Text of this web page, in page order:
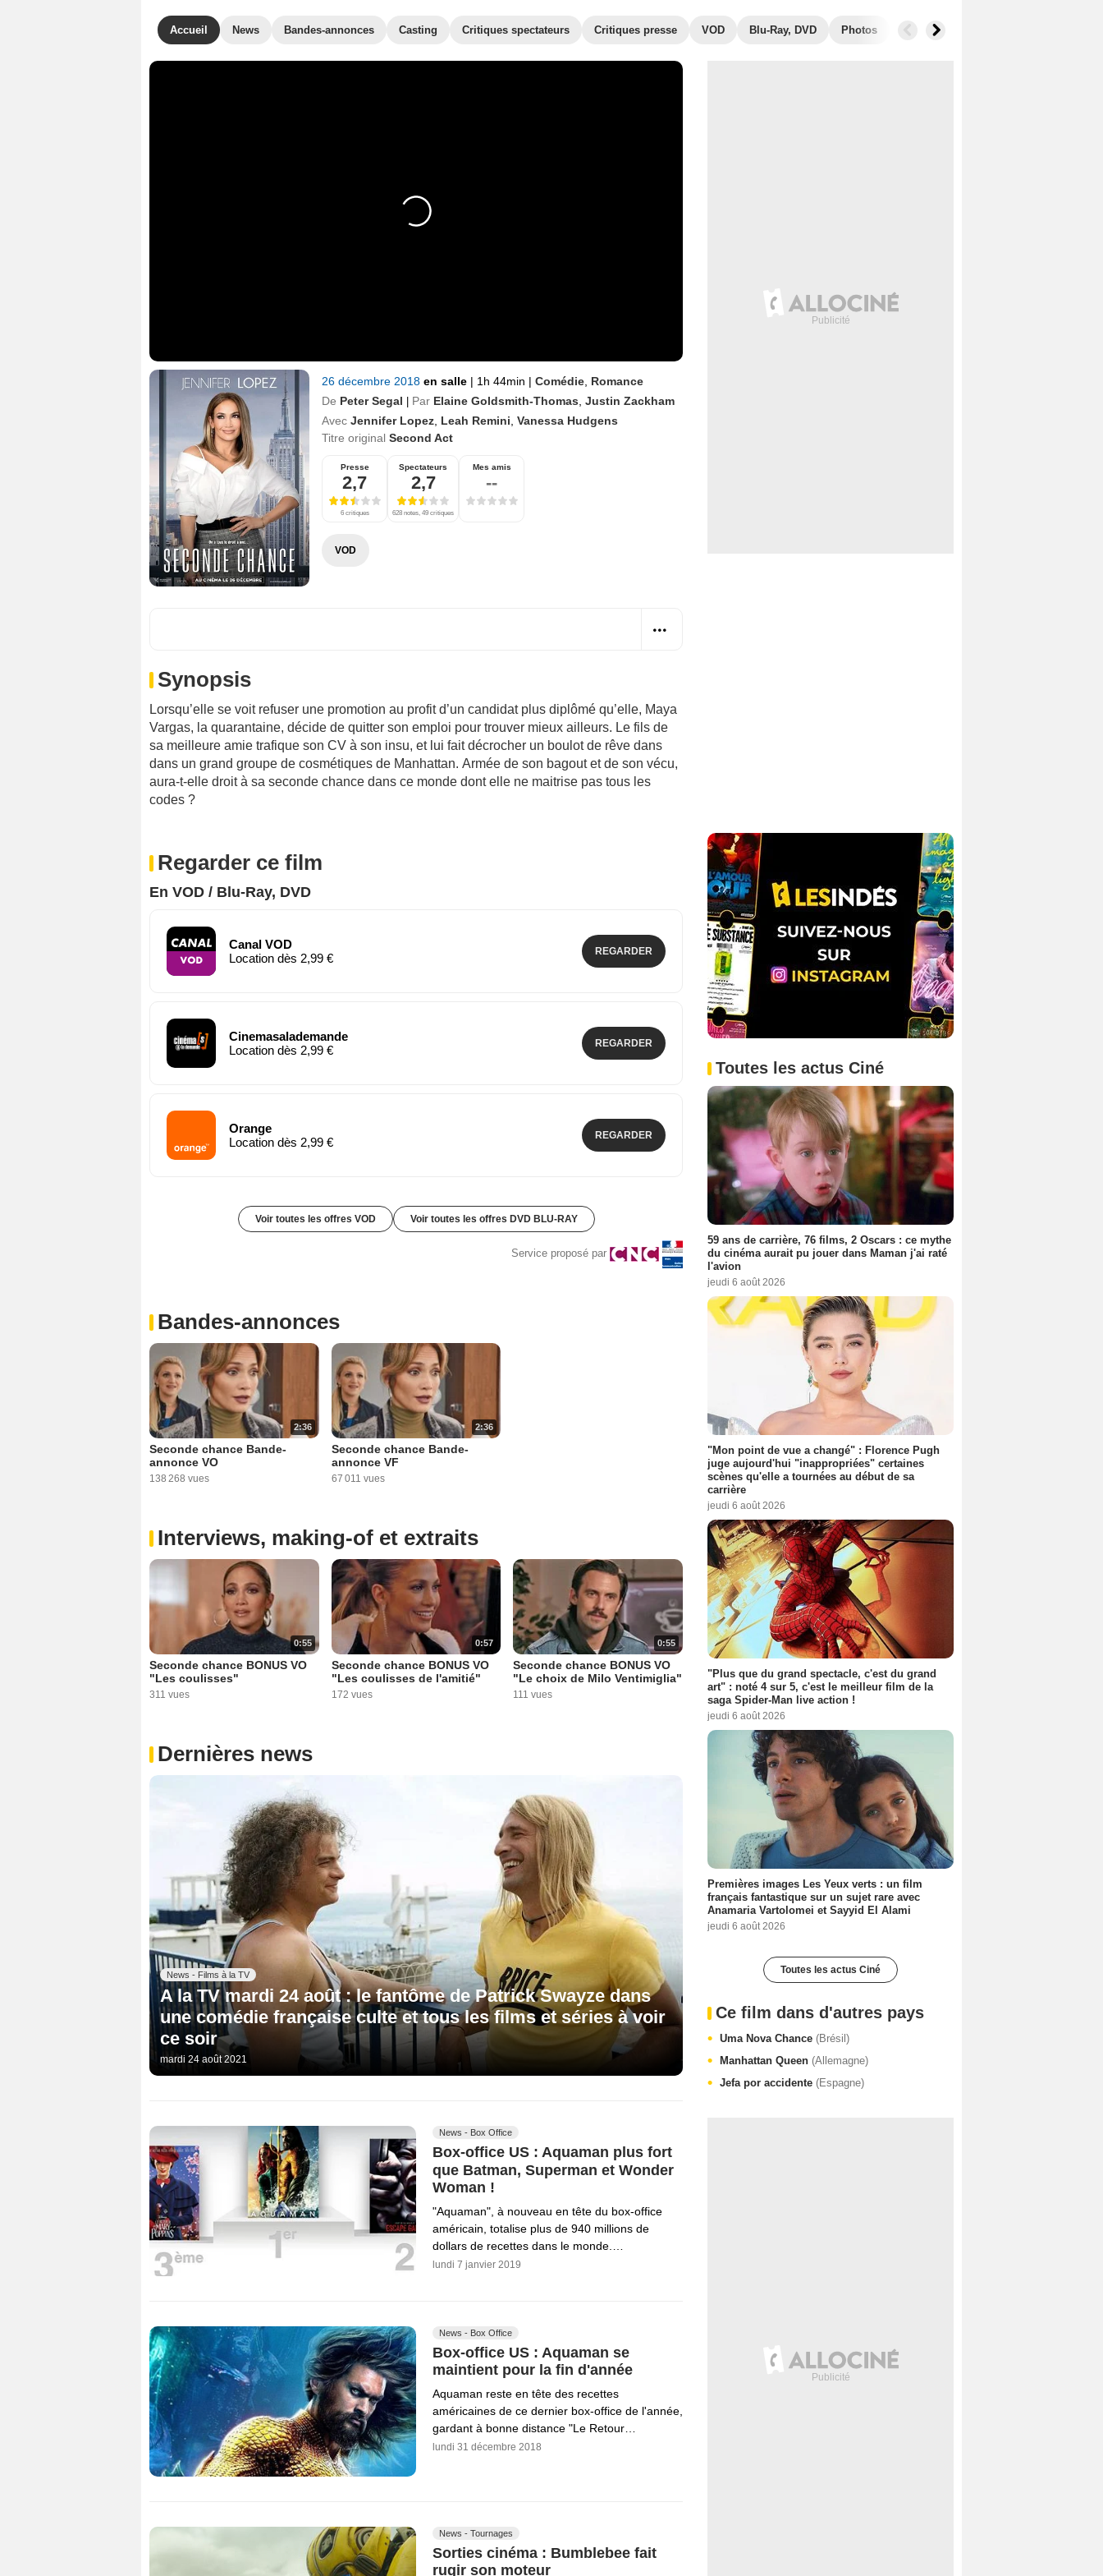
Accueil News Bandes-annonces Casting Critiques spectateurs Critiques presse VOD Blu-Ray, DVD Photos Secrets de tournage
26 décembre 2018 en salle | 1h 44min | Comédie Romance
De Peter Segal | Par Elaine Goldsmith-Thomas Justin Zackham
Avec Jennifer Lopez Leah Remini Vanessa Hudgens
Titre original Second Act
Presse
2,7
6 critiques
Spectateurs
2,7
628 notes, 49 critiques
Mes amis
--
VOD
Synopsis
Lorsqu’elle se voit refuser une promotion au profit d’un candidat plus diplômé qu’elle, Maya
Vargas, la quarantaine, décide de quitter son emploi pour trouver mieux ailleurs. Le fils de
sa meilleure amie trafique son CV à son insu, et lui fait décrocher un boulot de rêve dans
dans un grand groupe de cosmétiques de Manhattan. Armée de son bagout et de son vécu,
aura-t-elle droit à sa seconde chance dans ce monde dont elle ne maitrise pas tous les
codes ?
Regarder ce film
En VOD / Blu-Ray, DVD
Canal VOD
Location dès 2,99 €
REGARDER
Cinemasalademande
Location dès 2,99 €
REGARDER
Orange
Location dès 2,99 €
REGARDER
Voir toutes les offres VOD Voir toutes les offres DVD BLU-RAY
Service proposé par
Bandes-annonces
2:36
Seconde chance Bande-
annonce VO
138 268 vues
2:36
Seconde chance Bande-
annonce VF
67 011 vues
Interviews, making-of et extraits
0:55
Seconde chance BONUS VO
"Les coulisses"
311 vues
0:57
Seconde chance BONUS VO
"Les coulisses de l'amitié"
172 vues
0:55
Seconde chance BONUS VO
"Le choix de Milo Ventimiglia"
111 vues
Dernières news
News - Films à la TV
A la TV mardi 24 août : le fantôme de Patrick Swayze dans
une comédie française culte et tous les films et séries à voir
ce soir
mardi 24 août 2021
News - Box Office
Box-office US : Aquaman plus fort
que Batman, Superman et Wonder
Woman !
"Aquaman", à nouveau en tête du box-office
américain, totalise plus de 940 millions de
dollars de recettes dans le monde.…
lundi 7 janvier 2019
News - Box Office
Box-office US : Aquaman se
maintient pour la fin d'année
Aquaman reste en tête des recettes
américaines de ce dernier box-office de l'année,
gardant à bonne distance "Le Retour…
lundi 31 décembre 2018
News - Tournages
Sorties cinéma : Bumblebee fait
rugir son moteur
Toutes les actus Ciné
59 ans de carrière, 76 films, 2 Oscars : ce mythe
du cinéma aurait pu jouer dans Maman j'ai raté
l'avion
jeudi 6 août 2026
"Mon point de vue a changé" : Florence Pugh
juge aujourd'hui "inappropriées" certaines
scènes qu'elle a tournées au début de sa
carrière
jeudi 6 août 2026
"Plus que du grand spectacle, c'est du grand
art" : noté 4 sur 5, c'est le meilleur film de la
saga Spider-Man live action !
jeudi 6 août 2026
Premières images Les Yeux verts : un film
français fantastique sur un sujet rare avec
Anamaria Vartolomei et Sayyid El Alami
jeudi 6 août 2026
Toutes les actus Ciné
Ce film dans d'autres pays
Uma Nova Chance (Brésil)
Manhattan Queen (Allemagne)
Jefa por accidente (Espagne)